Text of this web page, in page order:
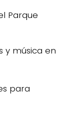
Parque
y música en
para